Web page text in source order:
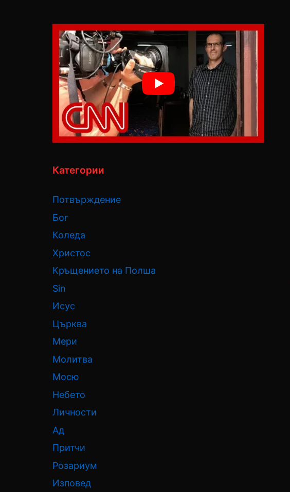
Категории
Потвърждение
Бог
Коледа
Христос
Кръщението на Полша
Sin
Исус
Църква
Мери
Молитва
Мосю
Небето
Личности
Ад
Притчи
Розариум
Изповед